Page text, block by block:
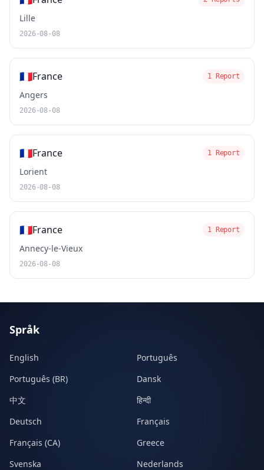
Lille
2026-08-08
🇫🇷France 1 Report
Angers
2026-08-08
🇫🇷France 1 Report
Lorient
2026-08-08
🇫🇷France 1 Report
Annecy-le-Vieux
2026-08-08
Språk
English
Português
Português (BR)
Dansk
中文
हिन्दी
Deutsch
Français
Français (CA)
Greece
Svenska
Nederlands